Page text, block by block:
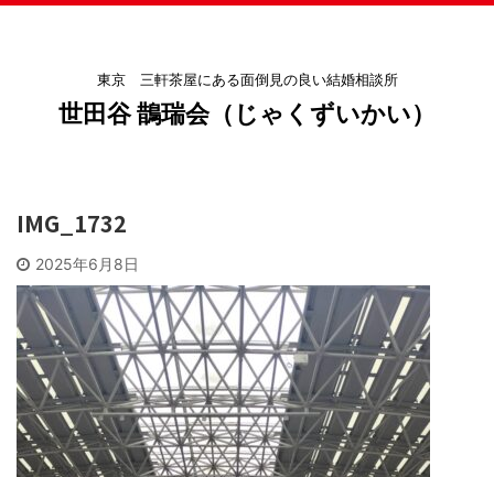
東京 三軒茶屋にある面倒見の良い結婚相談所
世田谷 鵲瑞会（じゃくずいかい）
IMG_1732
2025年6月8日